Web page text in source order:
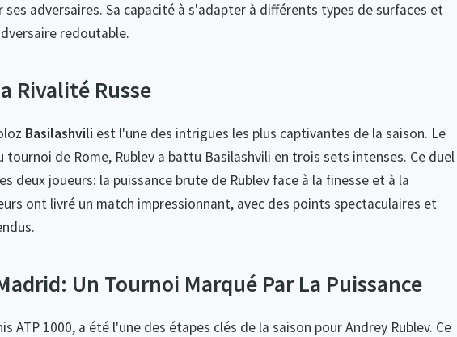
adversaires. Sa capacité à s'adapter à différents types de surfaces et
redoutable.
Rivalité Russe
Basilashvili est l'une des intrigues les plus captivantes de la saison. Le
tournoi de Rome, Rublev a battu Basilashvili en trois sets intenses. Ce duel
deux joueurs: la puissance brute de Rublev face à la finesse et à la
ont livré un match impressionnant, avec des points spectaculaires et
Un Tournoi Marqué Par La Puissance
ATP 1000, a été l'une des étapes clés de la saison pour Andrey Rublev. Ce